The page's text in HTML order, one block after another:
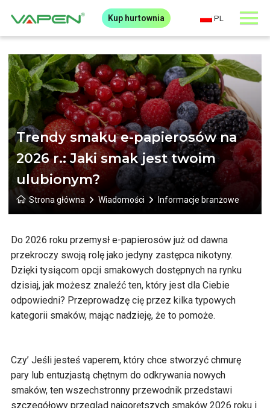
Kup hurtownia PL
Trendy smaku e-papierosów na
2026 r.: Jaki smak jest twoim
ulubionym?
Strona główna Wiadomości Informacje branżowe
Do 2026 roku przemysł e-papierosów już od dawna
przekroczy swoją rolę jako jedyny zastępca nikotyny.
Dzięki tysiącom opcji smakowych dostępnych na rynku
dzisiaj, jak możesz znaleźć ten, który jest dla Ciebie
odpowiedni? Przeprowadzę cię przez kilka typowych
kategorii smaków, mając nadzieję, że to pomoże.
Czy’ Jeśli jesteś vaperem, który chce stworzyć chmurę
pary lub entuzjastą chętnym do odkrywania nowych
smaków, ten wszechstronny przewodnik przedstawi
szczegółowy przegląd najgorętszych smaków 2026 roku i